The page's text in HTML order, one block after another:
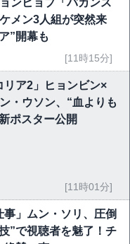
メン3人組が突然来
”開幕も
[11時15分]
リア2」ヒョンビン×
・ウソン、“血よりも
ポスター公開
[11時01分]
事」ムン・ソリ、圧倒
”で視聴者を魅了！チ